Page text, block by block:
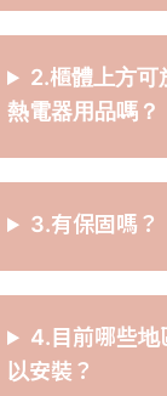
2.櫃體上方可
熱電器用品嗎？
3.有保固嗎？
4.目前哪些地
以安裝？